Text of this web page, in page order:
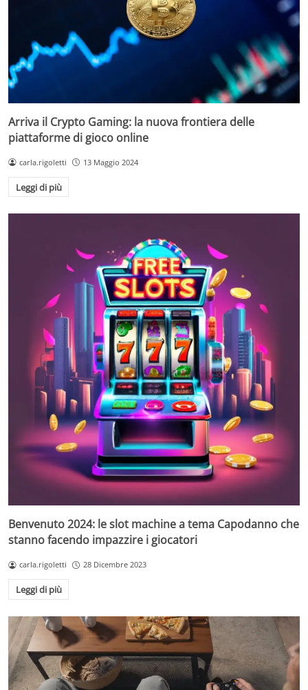
Arriva il Crypto Gaming: la nuova frontiera delle
piattaforme di gioco online
carla.rigoletti 13 Maggio 2024
Leggi di più
Benvenuto 2024: le slot machine a tema Capodanno che
stanno facendo impazzire i giocatori
carla.rigoletti 28 Dicembre 2023
Leggi di più